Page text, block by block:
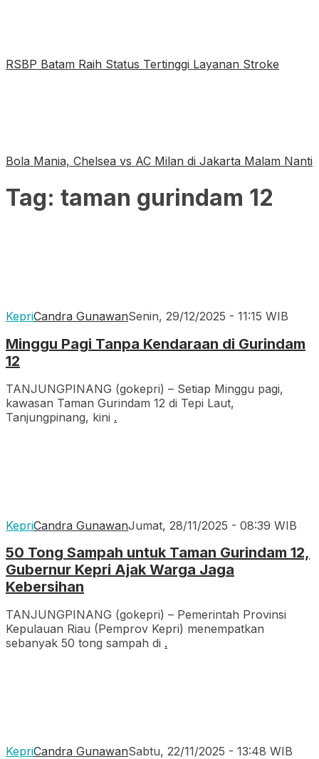
RSBP Batam Raih Status Tertinggi Layanan Stroke
Bola Mania, Chelsea vs AC Milan di Jakarta Malam Nanti
Tag: taman gurindam 12
KepriCandra GunawanSenin, 29/12/2025 - 11:15 WIB
Minggu Pagi Tanpa Kendaraan di Gurindam
12
TANJUNGPINANG (gokepri) – Setiap Minggu pagi,
kawasan Taman Gurindam 12 di Tepi Laut,
Tanjungpinang, kini .
KepriCandra GunawanJumat, 28/11/2025 - 08:39 WIB
50 Tong Sampah untuk Taman Gurindam 12,
Gubernur Kepri Ajak Warga Jaga
Kebersihan
TANJUNGPINANG (gokepri) – Pemerintah Provinsi
Kepulauan Riau (Pemprov Kepri) menempatkan
sebanyak 50 tong sampah di .
KepriCandra GunawanSabtu, 22/11/2025 - 13:48 WIB